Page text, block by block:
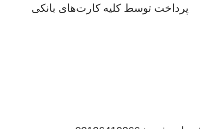
پرداخت توسط کلیه کارت‌های بانکی